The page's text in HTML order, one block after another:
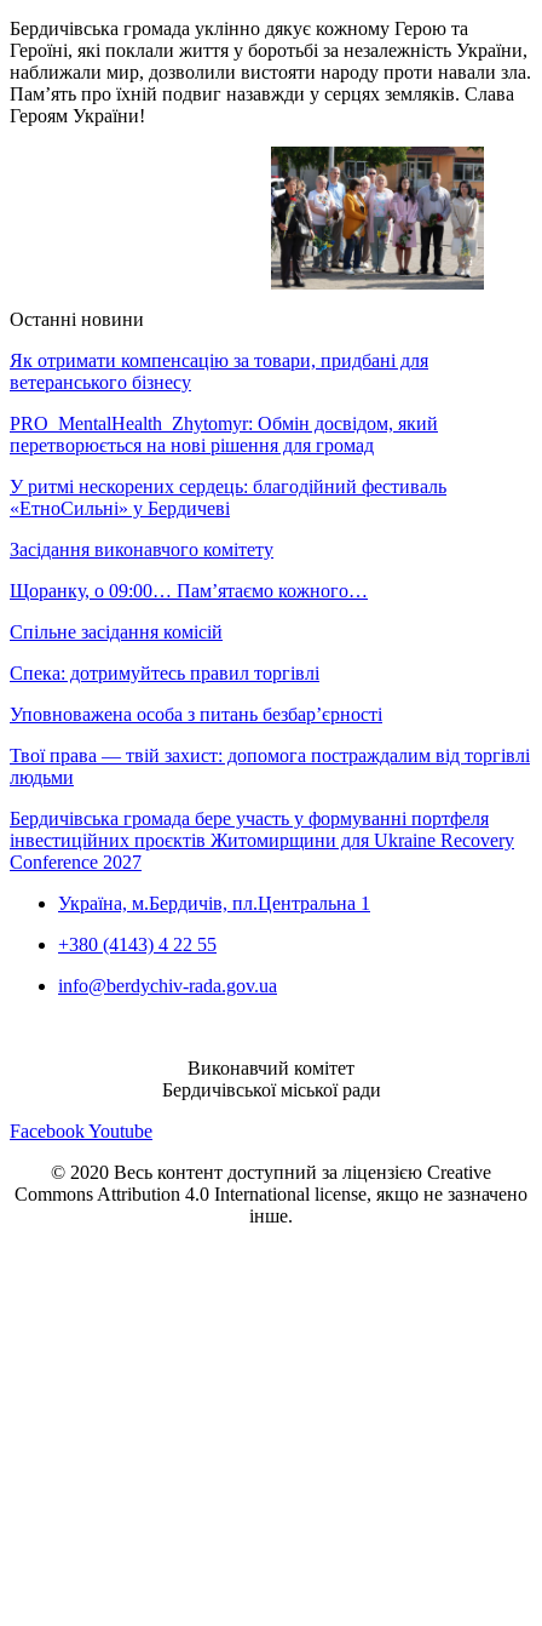
Бердичівська громада уклінно дякує кожному Герою та
Героїні, які поклали життя у боротьбі за незалежність України,
наближали мир, дозволили вистояти народу проти навали зла.
Пам’ять про їхній подвиг назавжди у серцях земляків. Слава
Героям України!
Останні новини
Як отримати компенсацію за товари, придбані для
ветеранського бізнесу
PRO_MentalHealth_Zhytomyr: Обмін досвідом, який
перетворюється на нові рішення для громад
У ритмі нескорених сердець: благодійний фестиваль
«ЕтноСильні» у Бердичеві
Засідання виконавчого комітету
Щоранку, о 09:00… Пам’ятаємо кожного…
Спільне засідання комісій
Спека: дотримуйтесь правил торгівлі
Уповноважена особа з питань безбар’єрності
Твої права — твій захист: допомога постраждалим від торгівлі
людьми
Бердичівська громада бере участь у формуванні портфеля
інвестиційних проєктів Житомирщини для Ukraine Recovery
Conference 2027
Україна, м.Бердичів, пл.Центральна 1
+380 (4143) 4 22 55
info@berdychiv-rada.gov.ua
Виконавчий комітет
Бердичівської міської ради
FacebookYoutube
© 2020 Весь контент доступний за ліцензією Creative
Commons Attribution 4.0 International license, якщо не зазначено
інше.